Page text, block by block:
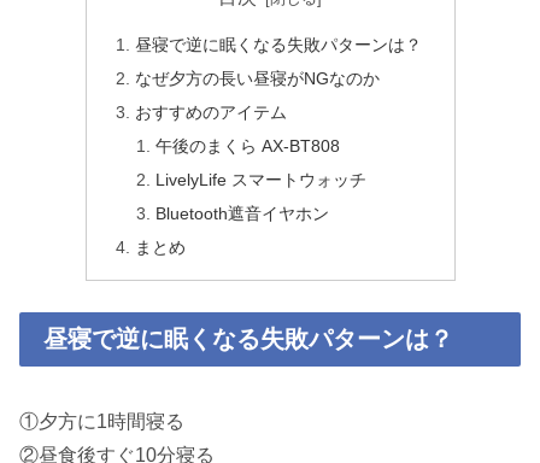
昼寝で逆に眠くなる失敗パターンは？
なぜ夕方の長い昼寝がNGなのか
おすすめのアイテム
午後のまくら AX-BT808
LivelyLife スマートウォッチ
Bluetooth遮音イヤホン
まとめ
昼寝で逆に眠くなる失敗パターンは？
①夕方に1時間寝る
②昼食後すぐ10分寝る